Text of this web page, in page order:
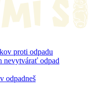
proti odpadu
nevytvárať odpad
odpadneš